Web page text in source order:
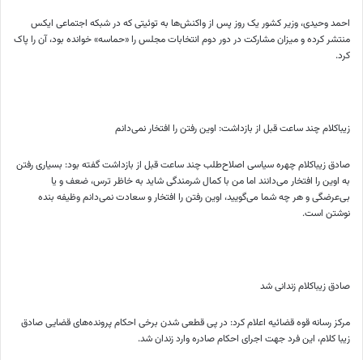
احمد وحیدی، وزیر کشور یک روز پس از واکنش‌ها به توئیتی که در شبکه اجتماعی ایکس
منتشر کرده و میزان مشارکت در دور دوم انتخابات مجلس را «حماسه» خوانده بود، آن را پاک
کرد.
زیباکلام چند ساعت قبل از بازداشت: اوین رفتن را افتخار نمی‌دانم
صادق زیباکلام چهره سیاسی اصلاح‌طلب چند ساعت قبل از بازداشت گفته بود: بسیاری رفتن
به اوین را افتخار می‌دانند اما من با کمال شرمندگی شاید به خاظر ترس، ضعف و یا
بی‌عرضگی و هر چه شما می‌گویید، اوین رفتن را افتخار و سعادت نمی‌دانم وظیفه بنده
نوشتن است.
صادق زیبا‌کلام زندانی شد
مرکز رسانه قوه قضائیه اعلام کرد: در پی قطعی شدن برخی احکام پرونده‌های قضایی صادق
زیبا کلام، این فرد جهت اجرای احکام صادره وارد زندان شد.